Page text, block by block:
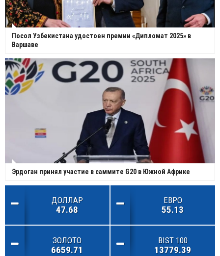
Посол Узбекистана удостоен премии «Дипломат 2025» в
Варшаве
Эрдоган принял участие в саммите G20 в Южной Африке
ДОЛЛАР
47.68
ЕВРО
55.13
ЗОЛОТО
6659.71
BIST 100
13779.39